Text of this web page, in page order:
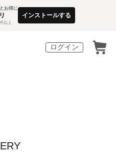
お得に
以上
インストールする
ログイン